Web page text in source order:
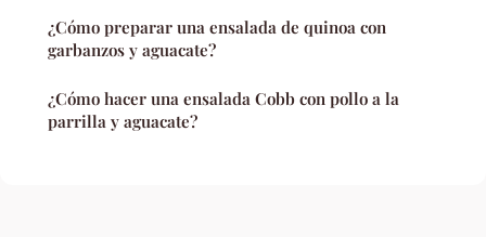
¿Cómo preparar una ensalada de quinoa con
garbanzos y aguacate?
¿Cómo hacer una ensalada Cobb con pollo a la
parrilla y aguacate?